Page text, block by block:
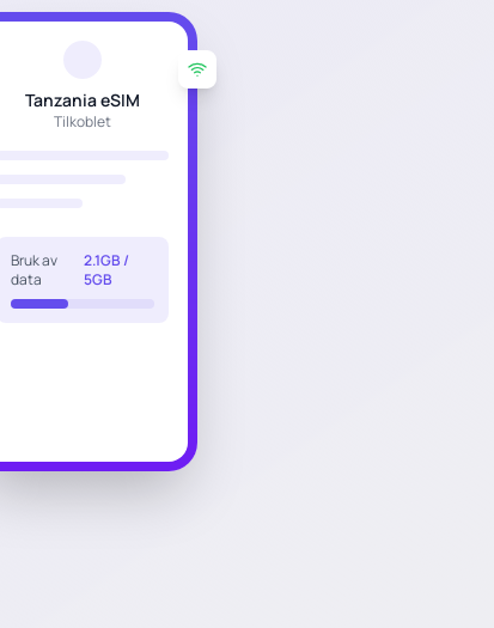
Tanzania eSIM
Tilkoblet
Bruk av
data
2.1GB /
5GB